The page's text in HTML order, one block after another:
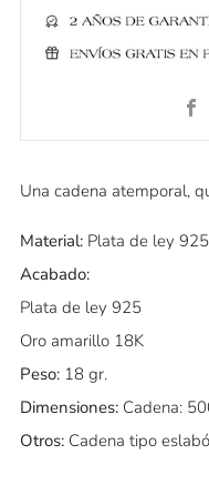
Una cadena atemporal,
Material: Plata de ley 925
Acabado:
Plata de ley 925
Oro amarillo 18K
Peso: 18 gr.
Dimensiones: Cadena:
Otros: Cadena tipo